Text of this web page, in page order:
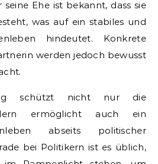
seine Ehe ist bekannt, dass sie
was auf ein stabiles und
hindeutet. Konkrete
werden jedoch bewusst
schützt nicht nur die
ermöglicht auch ein
abseits politischer
bei Politikern ist es üblich,